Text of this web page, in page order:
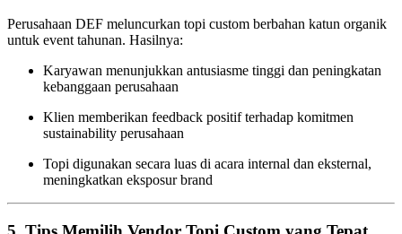
Perusahaan DEF meluncurkan topi custom berbahan katun organik
untuk event tahunan. Hasilnya:
Karyawan menunjukkan antusiasme tinggi dan peningkatan
kebanggaan perusahaan
Klien memberikan feedback positif terhadap komitmen
sustainability perusahaan
Topi digunakan secara luas di acara internal dan eksternal,
meningkatkan eksposur brand